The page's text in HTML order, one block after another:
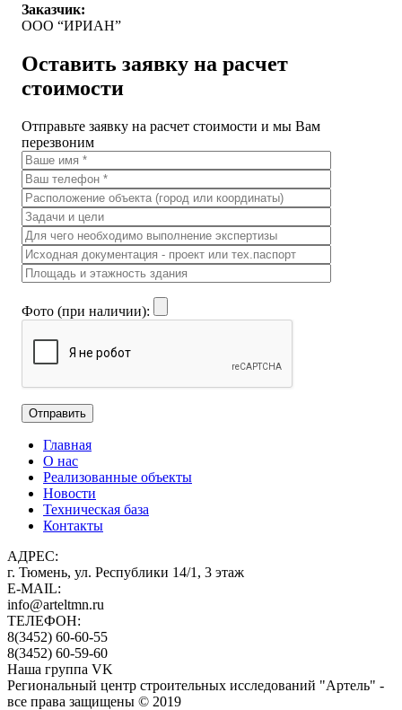
Заказчик:
ООО “ИРИАН”
Оставить заявку на расчет
стоимости
Отправьте заявку на расчет стоимости и мы Вам
перезвоним
Фото (при наличии):
Главная
О нас
Реализованные объекты
Новости
Техническая база
Контакты
АДРЕС:
г. Тюмень, ул. Республики 14/1, 3 этаж
E-MAIL:
info@arteltmn.ru
ТЕЛЕФОН:
8(3452) 60-60-55
8(3452) 60-59-60
Наша группа VK
Региональный центр строительных исследований "Артель" -
все права защищены © 2019